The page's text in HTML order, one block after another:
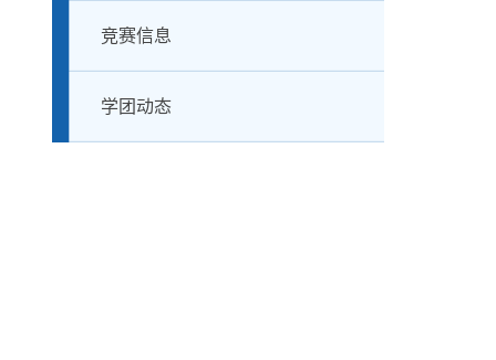
竞赛信息
学团动态